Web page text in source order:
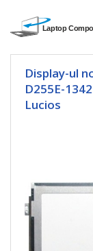
Display-ul
D255E-
Lucios